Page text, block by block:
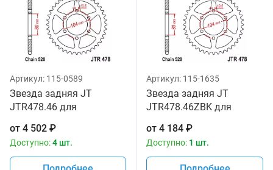
Артикул: 115-0589
Звезда задняя JT
JTR478.46 для
от 4 502 ₽
Доступно:4 шт.
Артикул: 115-1635
Звезда задняя JT
JTR478.46ZBK для
от 4 184 ₽
Доступно: 1 шт.